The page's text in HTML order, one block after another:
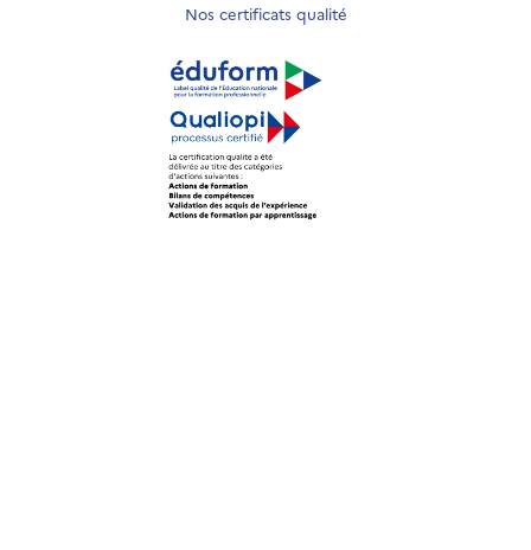
Nos certificats qualité